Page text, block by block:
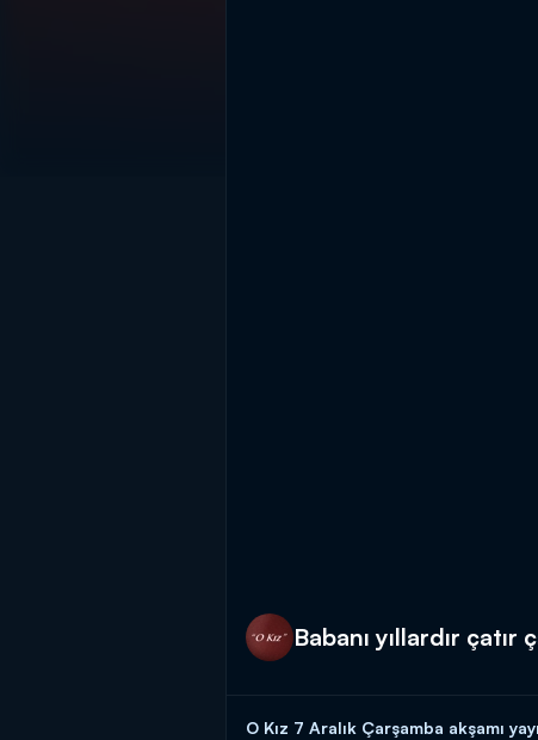
Babanı yıllardır çatır
O Kız 7 Aralık Çarşamba akşamı